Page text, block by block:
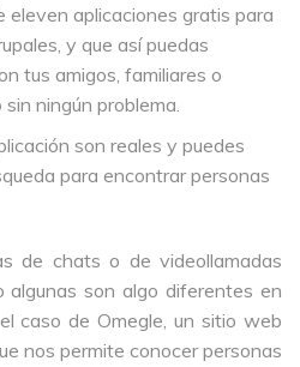
eleven aplicaciones gratis para
y que así puedas
tus amigos, familiares o
ningún problema.
son reales y puedes
para encontrar personas
de chats o de videollamadas
algunas son algo diferentes en
caso de Omegle, un sitio web
nos permite conocer personas